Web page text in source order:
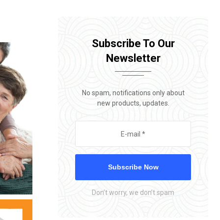
Subscribe To Our
Newsletter
No spam, notifications only about
new products, updates.
Subscribe Now
Don’t worry, we don’t spam